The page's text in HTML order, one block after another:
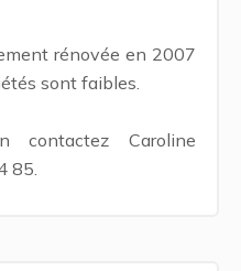
rénovée en 2007
sont faibles.
contactez Caroline
85.